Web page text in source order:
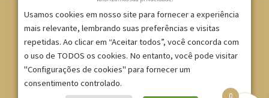
© 2007 – 2025 – ImpressionModaFesta | Rua Serra de
Japi, 1332 – Tatuapé – São Paulo/SP – CNPJ:
09.271.257/0001-52 |
0
Usamos cookies em nosso site para fornecer a experiência
mais relevante, lembrando suas preferências e visitas
repetidas. Ao clicar em “Aceitar todos”, você concorda com
o uso de TODOS os cookies. No entanto, você pode visitar
"Configurações de cookies" para fornecer um
consentimento controlado.